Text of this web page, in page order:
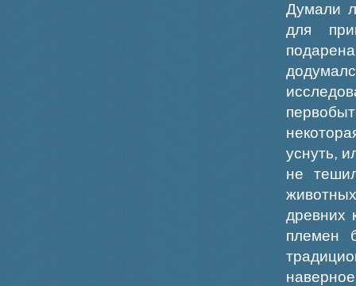
Думали
для
уснуть,
не
древних
племен